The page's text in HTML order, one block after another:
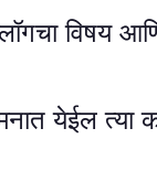
विषय
येईल